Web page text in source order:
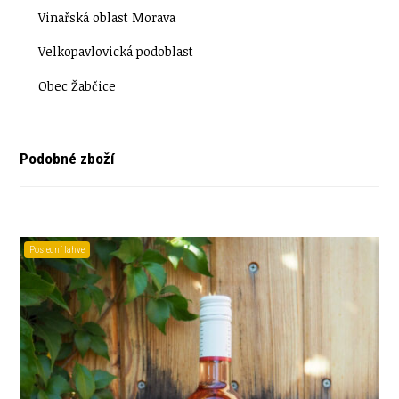
Vinařská oblast Morava
Velkopavlovická podoblast
Obec Žabčice
Podobné zboží
Poslední lahve
Novinka